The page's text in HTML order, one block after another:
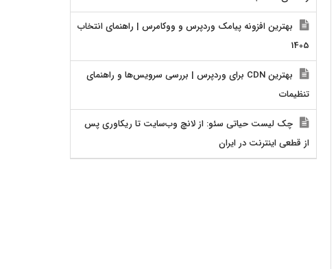
بهترین افزونه پیامک وردپرس و ووکامرس | راهنمای انتخاب
1405
بهترین CDN برای وردپرس | بررسی سرویس‌ها و راهنمای
تنظیمات
چک لیست حیاتی سئو: از لانچ وب‌سایت تا ریکاوری پس
از قطعی اینترنت در ایران